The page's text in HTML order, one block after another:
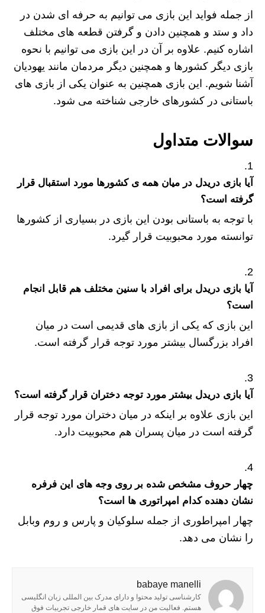
از جمله فواید این بازی می توانیم به حرفه ای شدن در
داد و ستد و همچنین دادن و گرفتن قطعه های مختلف
اشاره کنیم. علاوه بر آن در این بازی می توانیم با نحوه
بازی دیگر کشورها و همچنین دیگر مردمان مانند یهودیان
آشنا شویم. این بازی همچنین به عنوان یکی از بازی های
باستانی در کشورهای خارجی شناخته می شود.
سوالات متداول
آیا بازی دریدل در میان همه ی کشورها مورد استقبال قرار
گرفته است؟
با توجه به باستانی بودن این بازی در بسیاری از کشورها
توانسته مورد محبوبیت قرار گیرد.
آیا بازی دریدل برای افراد با سنین مختلف هم قابل انجام
است؟
این بازی که یکی از بازی های قدیمی است در میان
افراد بزرگسال بیشتر مورد توجه قرار گرفته است.
آیا بازی دریدل بیشتر مورد توجه دختران قرار گرفته است؟
این بازی علاوه بر اینکه در میان دختران مورد توجه قرار
گرفته است در میان پسران هم محبوبیت دارد.
چهار حروف مشخص شده بر روی وجه های این فرفره
نشان دهنده کدام امپراتوری ها است؟
چهار امپراطوری از جمله سلوکیان و پارس و روم وبابل
را نشان می دهد.
babaye manelli
کارشناسی تولید محتوا و دارای مدرک بین المللی زبان انگلیسی
هستم. فعالیت من در سایت های قمار خارجی تجربیات فوق